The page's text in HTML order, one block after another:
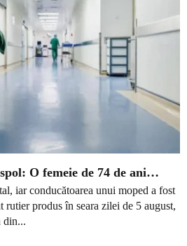
O femeie de 74 de ani…
iar conducătoarea unui moped a fost
rutier produs în seara zilei de 5 august,
din...